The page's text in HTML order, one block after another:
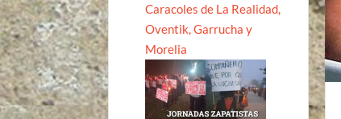
Caracoles de La Realidad,
Oventik, Garrucha y
Morelia